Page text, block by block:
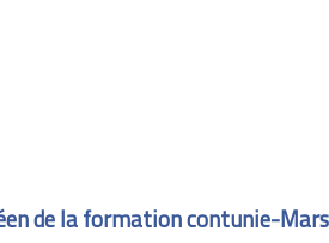
de la formation contunie-